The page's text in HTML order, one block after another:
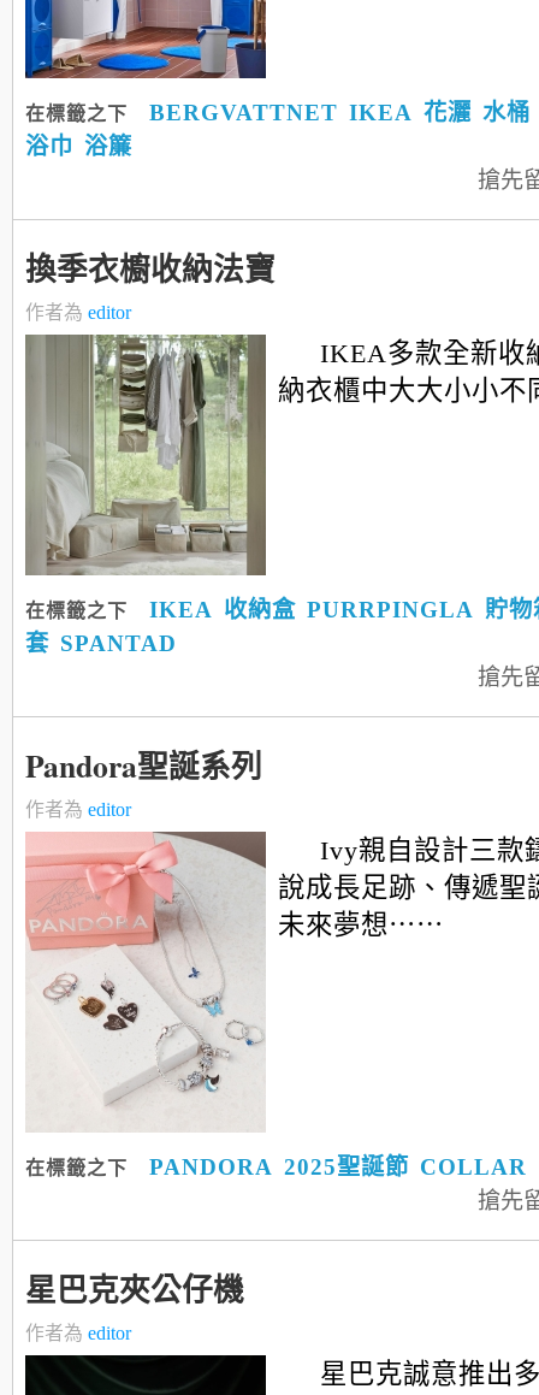
在標籤之下 BERGVATTNET IKEA 花灑 水桶
浴巾 浴簾
搶先
換季衣櫥收納法寶
作者為 editor
IKEA多款全新收
納衣櫃中大大小小不
在標籤之下 IKEA 收納盒 PURRPINGLA 貯物
套 SPANTAD
搶先
Pandora聖誕系列
作者為 editor
Ivy親自設計三款
說成長足跡、傳遞聖
未來夢想⋯⋯
在標籤之下 PANDORA 2025聖誕節 COLLAR
搶先
星巴克夾公仔機
作者為 editor
星巴克誠意推出